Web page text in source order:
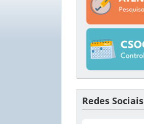
Redes Sociais